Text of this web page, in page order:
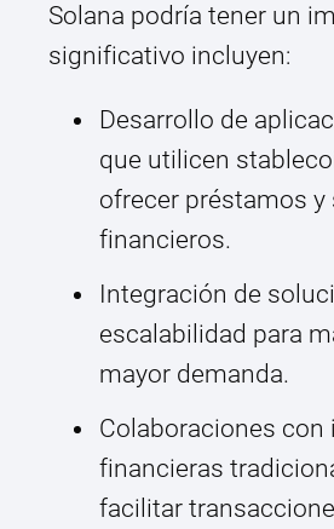
Solana podría tener un
significativo incluyen:
Desarrollo de
que utilicen
ofrecer préstamos y
financieros.
Integración de
escalabilidad para
mayor demanda.
Colaboraciones
financieras
facilitar